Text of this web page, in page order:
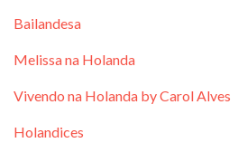
Bailandesa
Melissa na Holanda
Vivendo na Holanda by Carol Alves
Holandices